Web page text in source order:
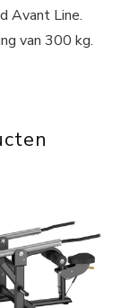
Avant Line.
van 300 kg.